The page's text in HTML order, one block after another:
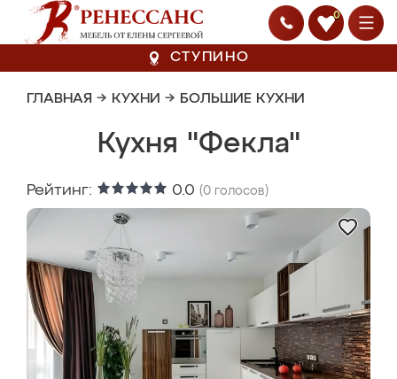
0
СТУПИНО
ГЛАВНАЯ → КУХНИ → БОЛЬШИЕ КУХНИ
Кухня "Фекла"
Рейтинг: 0.0 (0 голосов)